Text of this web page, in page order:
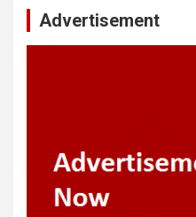
Advertisement